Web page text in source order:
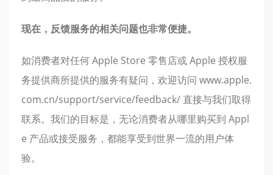
现在，反馈服务的相关问题也非常便捷。
如消费者对任何 Apple Store 零售店或 Apple 授权服
务提供商所提供的服务有疑问，欢迎访问 www.apple.
com.cn/support/service/feedback/ 直接与我们取得
联系。我们的目标是，无论消费者从哪里购买到 Appl
e 产品或接受服务，都能享受到世界一流的用户体
验。